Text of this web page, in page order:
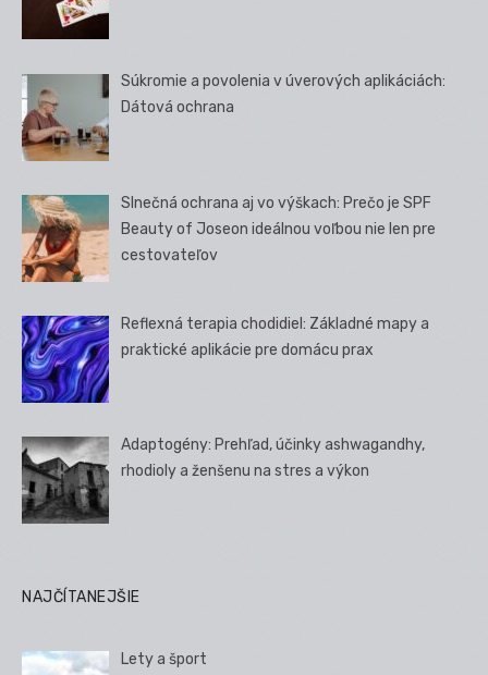
Súkromie a povolenia v úverových aplikáciách:
Dátová ochrana
Slnečná ochrana aj vo výškach: Prečo je SPF
Beauty of Joseon ideálnou voľbou nie len pre
cestovateľov
Reflexná terapia chodidiel: Základné mapy a
praktické aplikácie pre domácu prax
Adaptogény: Prehľad, účinky ashwagandhy,
rhodioly a ženšenu na stres a výkon
NAJČÍTANEJŠIE
Lety a šport